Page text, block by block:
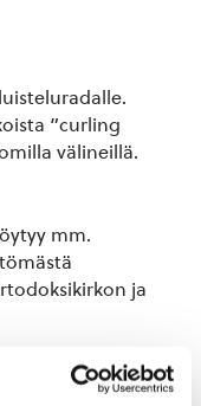
”curling
välineillä.
mm.
ja